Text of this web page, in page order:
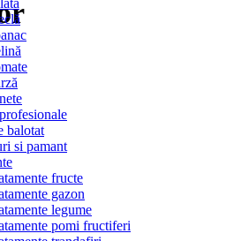
balotat
si pamant
fructe
gazon
legume
pomi fructiferi